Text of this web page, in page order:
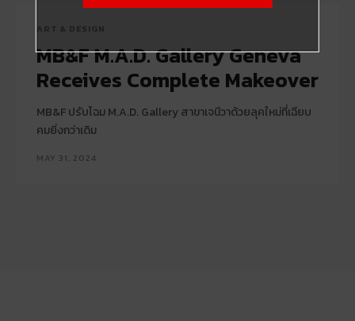
MB&F M.A.D. Gallery Geneva
Receives Complete Makeover
MB&F ปรับโฉม M.A.D. Gallery สาขาเจนีวาด้วยลุคใหม่ที่เฉียบ
คมยิ่งกว่าเดิม
MAY 31, 2024